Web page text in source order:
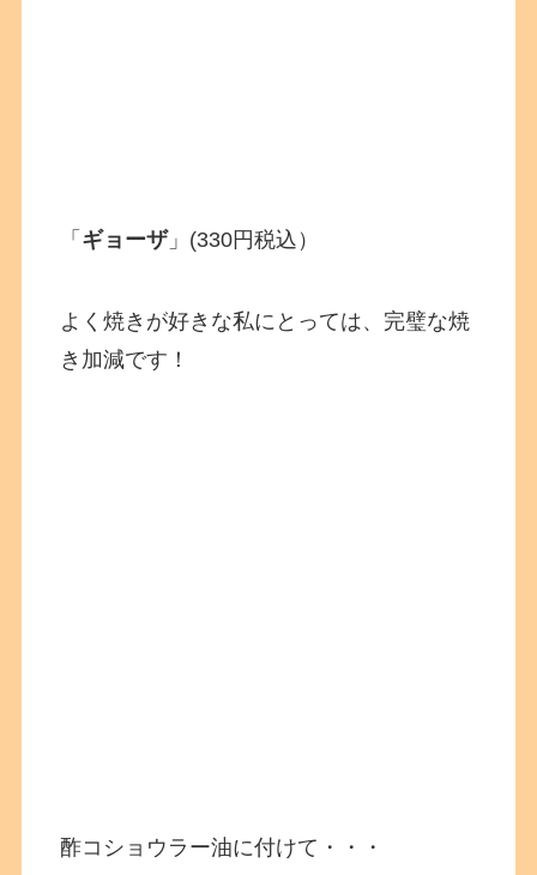
「 ギョーザ」(330円税込）
よく焼きが好きな私にとっては、完璧な焼
き加減です！
酢コショウラー油に付けて・・・